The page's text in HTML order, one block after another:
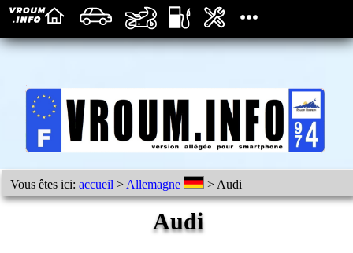
Vous êtes ici:accueil > Allemagne > Audi
Audi